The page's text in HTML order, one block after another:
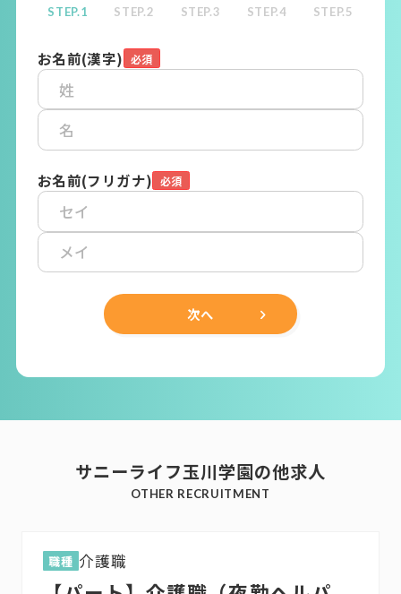
STEP.1 STEP.2 STEP.3 STEP.4 STEP.5
お名前(漢字)
お名前(フリガナ)
次へ
サニーライフ玉川学園の他求人
OTHER RECRUITMENT
職種 介護職